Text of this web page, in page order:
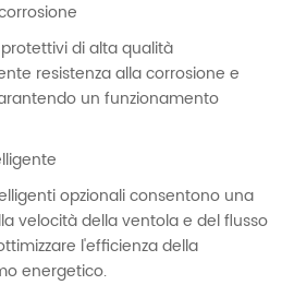
di alta qualità
resistenza alla corrosione e
un funzionamento
opzionali consentono una
velocità della ventola e del flusso
l'efficienza della
energetico.